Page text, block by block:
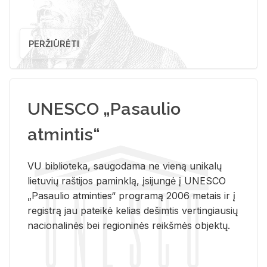
PERŽIŪRĖTI
UNESCO „Pasaulio
atmintis“
VU biblioteka, saugodama ne vieną unikalų
lietuvių raštijos paminklą, įsijungė į UNESCO
„Pasaulio atminties“ programą 2006 metais ir į
registrą jau pateikė kelias dešimtis vertingiausių
nacionalinės bei regioninės reikšmės objektų.